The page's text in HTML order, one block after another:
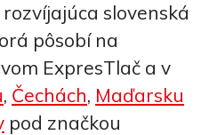
slovenská
pôsobí na
ExpresTlač a v
, Čechách, Maďarsku
pod značkou